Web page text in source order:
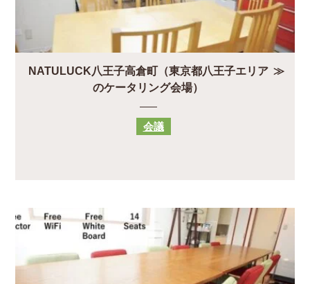
NATULUCK八王子高倉町（東京都八王子エリア
のケータリング会場）
会議